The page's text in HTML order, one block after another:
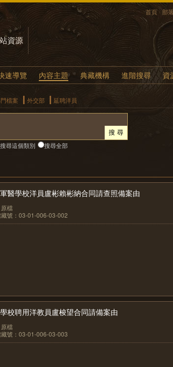
首頁 部
資源
速導覽 內容主題 典藏機構 進階搜尋 資
檔案 外交部 延聘洋員
尋這個類別 搜尋全部
醫學校洋員盧彬賴彬納合同請查照備案由
檔
號：03-01-006-03-002
校聘用洋教員盧梭望合同請備案由
檔
號：03-01-006-03-003